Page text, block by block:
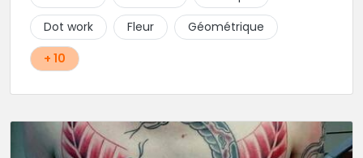
Dot work
Fleur
Géométrique
+ 10